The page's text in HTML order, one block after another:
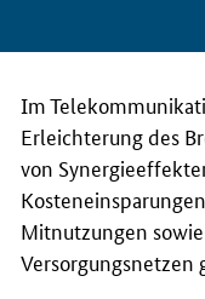
Im
Erleichterung des
von
Mitnutzungen
Versorgungsnetzen